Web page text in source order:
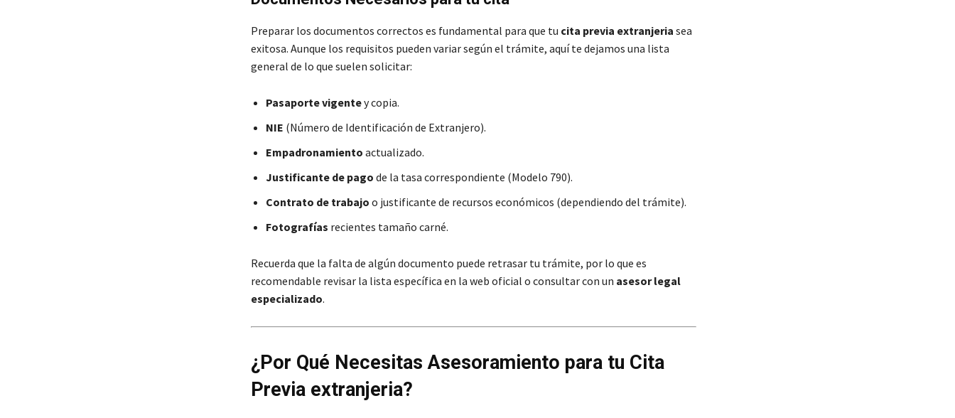
Preparar los documentos correctos es fundamental para que tu cita previa extranjeria sea
exitosa. Aunque los requisitos pueden variar según el trámite, aquí te dejamos una lista
general de lo que suelen solicitar:
Pasaporte vigentey copia.
NIE (Número de Identificación de Extranjero).
Empadronamiento actualizado.
Justificante de pago de la tasa correspondiente (Modelo 790).
Contrato de trabajo o justificante de recursos económicos (dependiendo del trámite).
Fotografías recientes tamaño carné.
Recuerda que la falta de algún documento puede retrasar tu trámite, por lo que es
recomendable revisar la lista específica en la web oficial o consultar con un asesor legal
especializado.
¿Por Qué Necesitas Asesoramiento para tu Cita
Previa extranjeria?